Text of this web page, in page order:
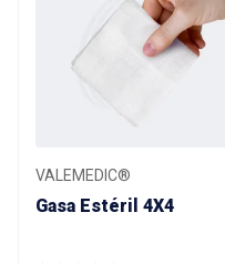
VALEMEDIC®
Gasa Estéril 4X4